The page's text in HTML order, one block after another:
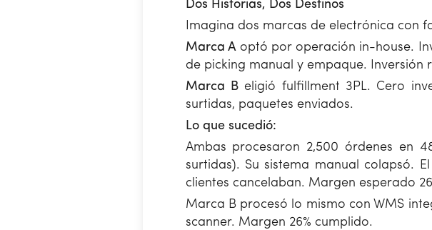
Dos Historias, Dos Destinos
Imagina dos marcas de electrónica con
Marca Aoptó por operación in-house.
de picking manual y empaque. Inversión
Marca Beligió fulfillment 3PL. Cero
surtidas, paquetes enviados.
Lo que sucedió:
Ambas procesaron 2,500 órdenes en
surtidas). Su sistema manual colapsó.
clientes cancelaban. Margen esperado
Marca B procesó lo mismo con WMS
scanner. Margen 26% cumplido.